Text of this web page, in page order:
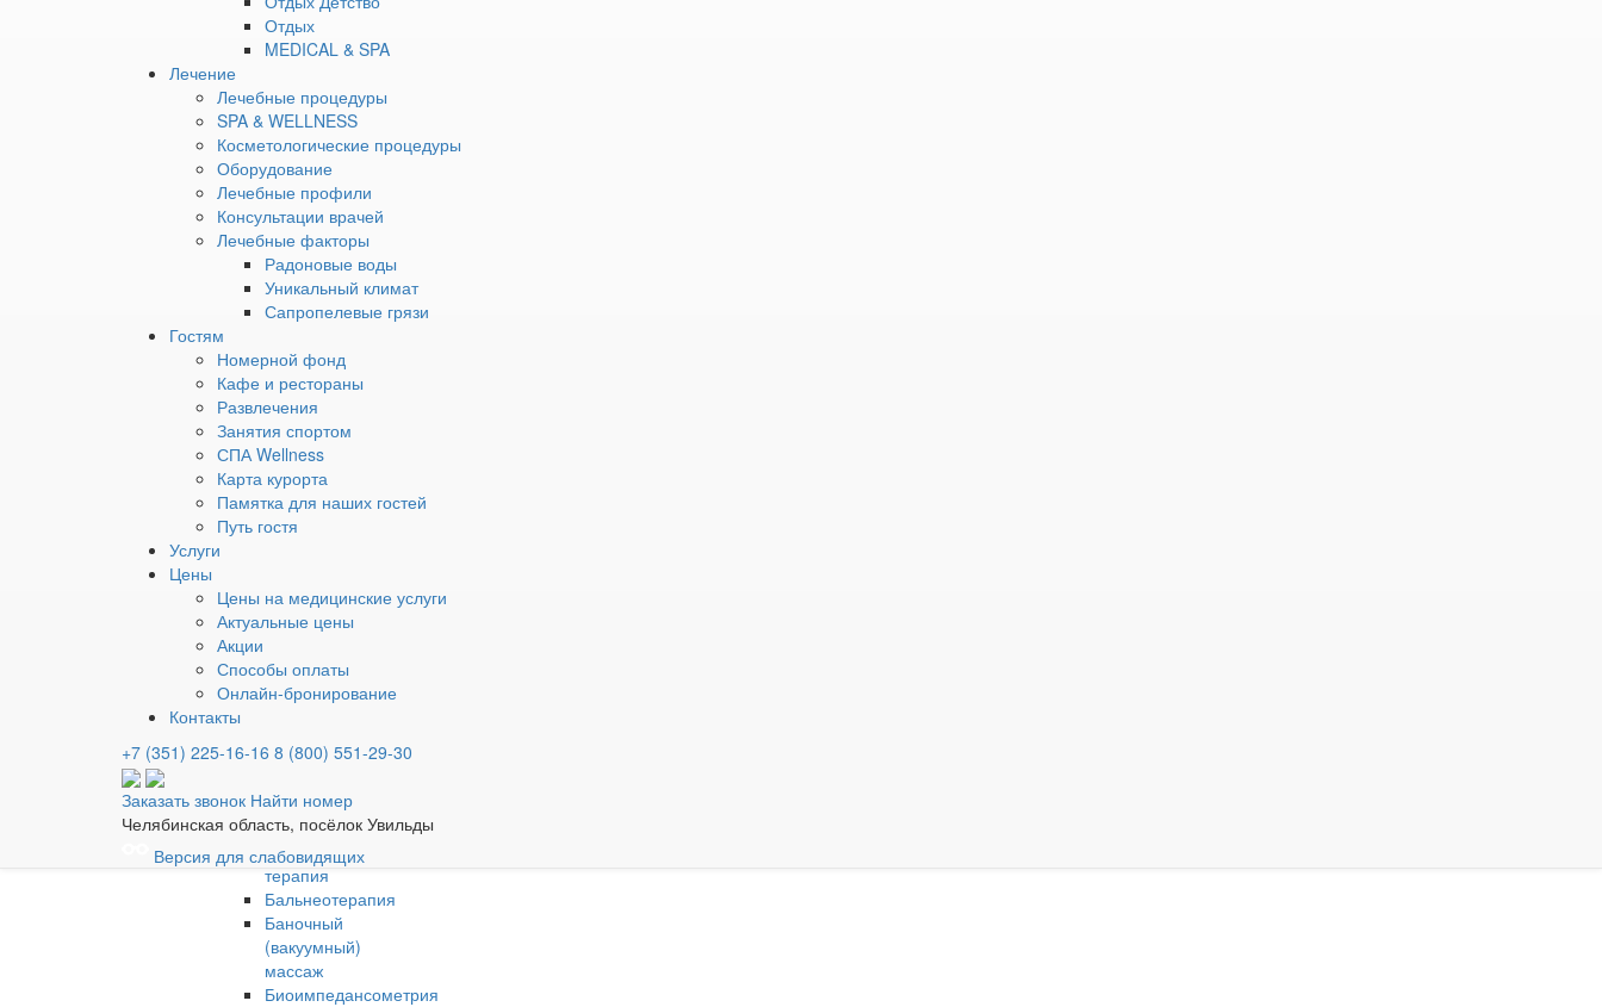
Отдых
MEDICAL & SPA
Лечение
Лечебные процедуры
SPA & WELLNESS
Косметологические процедуры
Оборудование
Лечебные профили
Консультации врачей
Лечебные факторы
Радоновые воды
Уникальный климат
Сапропелевые грязи
Гостям
Номерной фонд
Кафе и рестораны
Развлечения
Занятия спортом
СПА Wellness
Карта курорта
Памятка для наших гостей
Путь гостя
Услуги
Цены
Цены на медицинские услуги
Актуальные цены
Акции
Способы оплаты
Онлайн-бронирование
Контакты
+7 (351) 225-16-16 8 (800) 551-29-30
Заказать звонок Найти номер
Челябинская область, посёлок Увильды
Версия для слабовидящих
Здоровое
детство
Энергия
Терапевтическая
—
Здоровье
Источник
молодости
Детокс
Репродуктивное
здоровье,
бесплодие,
подготовка
к ЭКО
мозга
СПА-
программы
MEDICAL
Лечение ›
Лечебные
процедуры
«Гравислайдер»
Вертебра»
Slim
up
терапия
Бальнеотерапия
Баночный
(вакуумный)
массаж
Биоимпедансометрия